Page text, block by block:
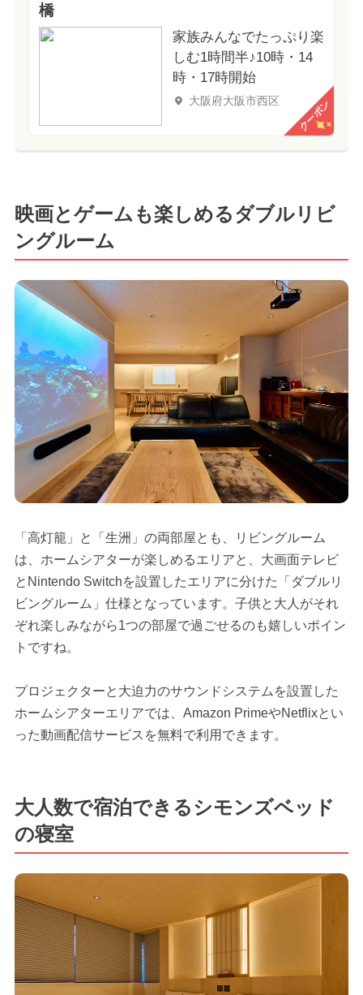
橋
家族みんなでたっぷり楽
しむ1時間半♪10時・14
時・17時開始
大阪府大阪市西区 クーポン
映画とゲームも楽しめるダブルリビ
ングルーム
「高灯籠」と「生洲」の両部屋とも、リビングルーム
は、ホームシアターが楽しめるエリアと、大画面テレビ
とNintendo Switchを設置したエリアに分けた「ダブルリ
ビングルーム」仕様となっています。子供と大人がそれ
ぞれ楽しみながら1つの部屋で過ごせるのも嬉しいポイン
トですね。
プロジェクターと大迫力のサウンドシステムを設置した
ホームシアターエリアでは、Amazon PrimeやNetflixとい
った動画配信サービスを無料で利用できます。
大人数で宿泊できるシモンズベッド
の寝室